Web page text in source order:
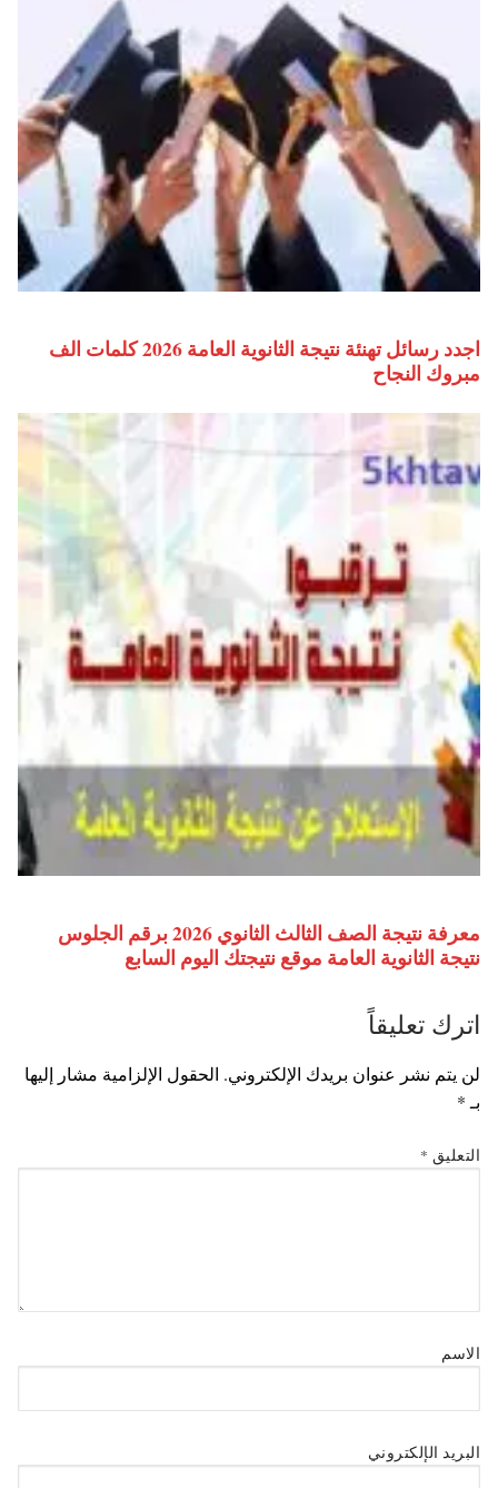
اجدد رسائل تهنئة نتيجة الثانوية العامة 2026 كلمات الف
مبروك النجاح
معرفة نتيجة الصف الثالث الثانوي 2026 برقم الجلوس
نتيجة الثانوية العامة موقع نتيجتك اليوم السابع
اترك تعليقاً
لن يتم نشر عنوان بريدك الإلكتروني. الحقول الإلزامية مشار إليها
بـ *
التعليق *
الاسم
البريد الإلكتروني